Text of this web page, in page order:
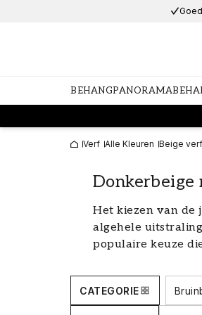
BEHANG
Verf Alle Kleuren Beige verf
Het kiezen van de
algehele
populaire keuze
met zowel lichte
kiezen van een
CATEGORIE